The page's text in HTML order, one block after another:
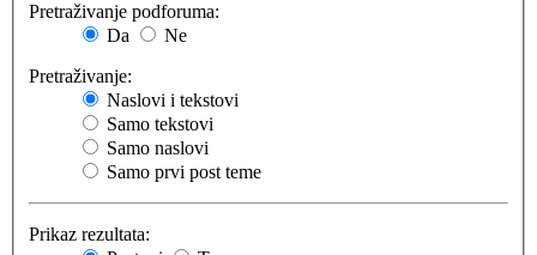
Pretraživanje podforuma:
Da
Ne
Pretraživanje:
Naslovi i tekstovi
Samo tekstovi
Samo naslovi
Samo prvi post teme
Prikaz rezultata: